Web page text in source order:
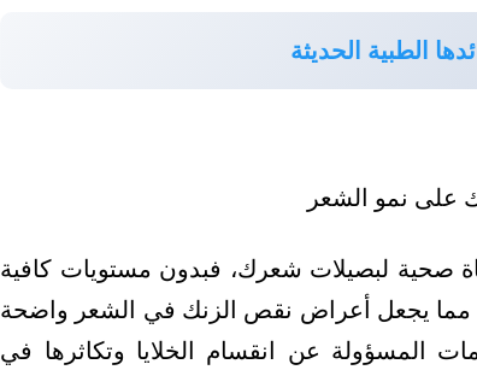
الطبية الحديثة
صحية لبصيلات شعرك، فبدون مستويات كافية
مما يجعل أعراض نقص الزنك في الشعر واضحة
المسؤولة عن انقسام الخلايا وتكاثرها في